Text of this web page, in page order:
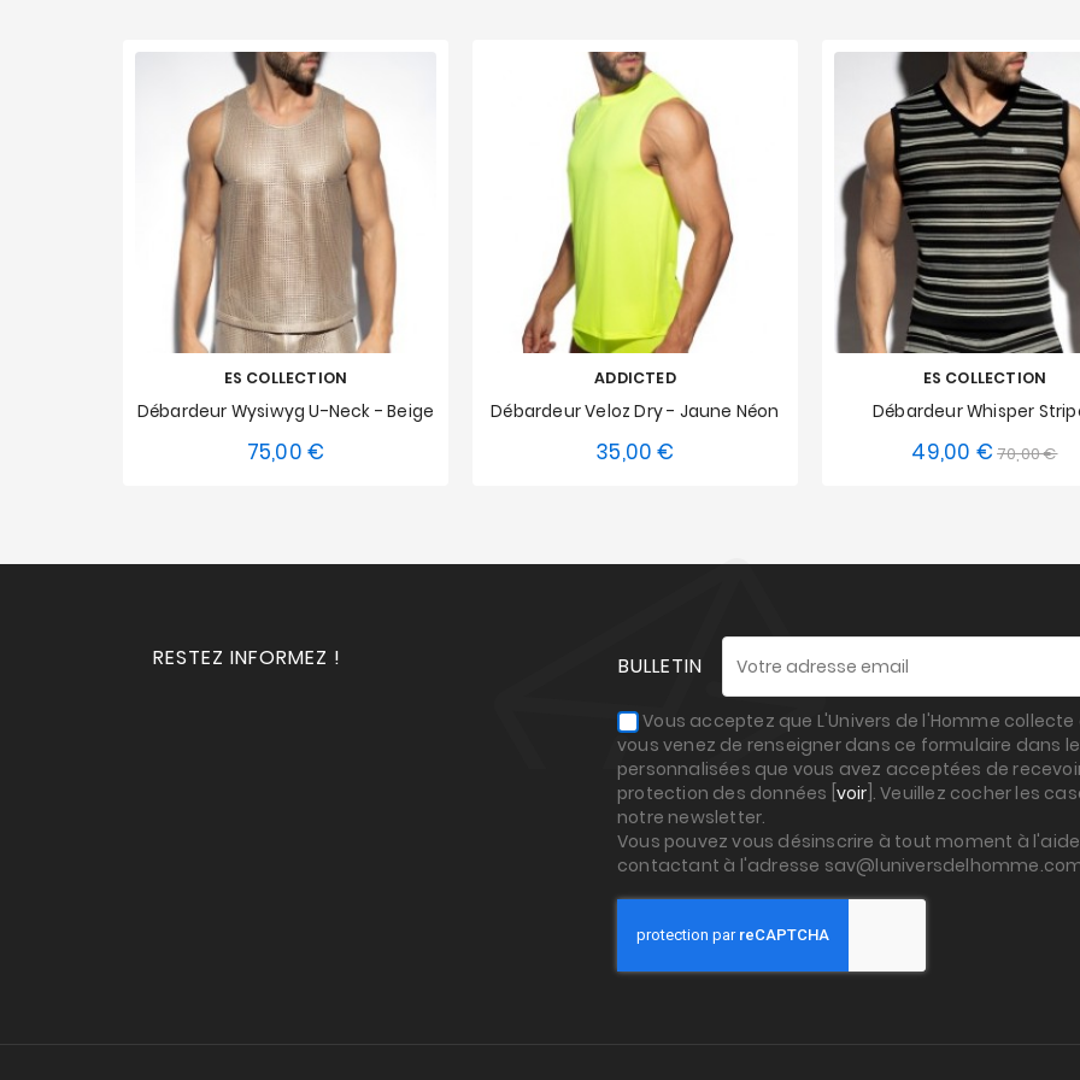
ES COLLECTION
Débardeur Wysiwyg U-Neck - Beige
75,00 €
M L
ADDICTED
Débardeur Veloz Dry - Jaune Néon
35,00 €
M L
ES COLLECTION
Débardeur Whisper
49,00 € Prix
70,00 €Prix
S M L XL
RESTEZ INFORMEZ ! BULLETIN
Vous acceptez que L'Univers de l'Homme
vous venez de renseigner dans ce formulaire dans
personnalisées que vous avez acceptées de
protection des données [ voir ]. Veuillez cocher les
notre newsletter.
Vous pouvez vous désinscrire à tout moment à
contactant à l'adresse